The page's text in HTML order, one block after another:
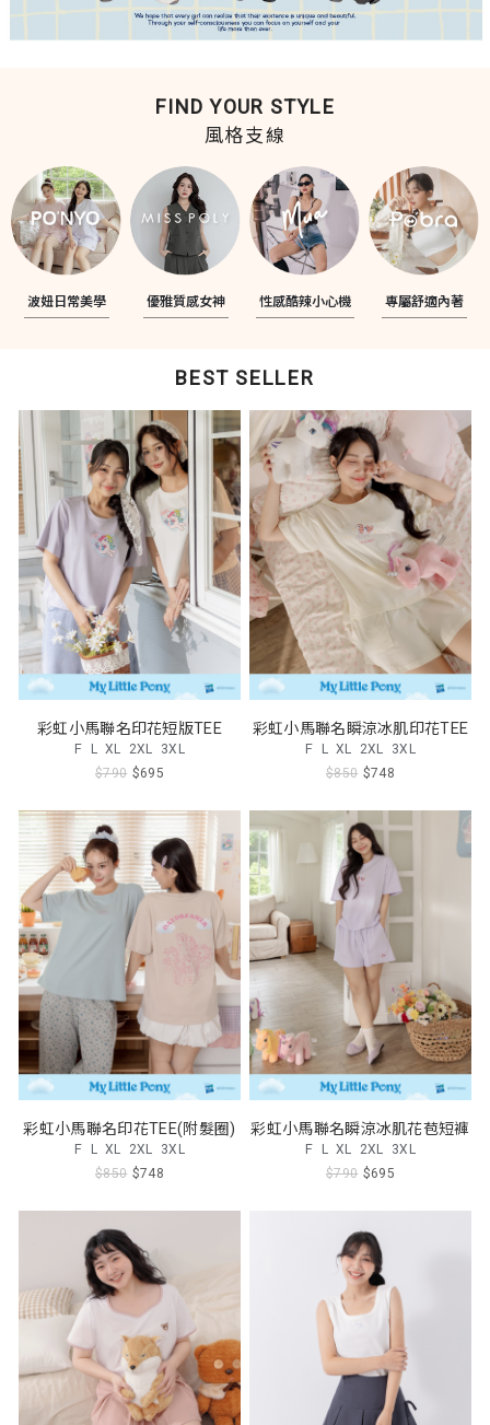
FIND YOUR STYLE
風格支線
波妞日常美學 優雅質感女神 性感酷辣小心機 專屬舒適內著
BEST SELLER
彩虹小馬聯名印花短版TEE
F L XL 2XL 3XL
$790 $695
彩虹小馬聯名瞬涼冰肌印花TEE
F L XL 2XL 3XL
$850 $748
彩虹小馬聯名印花TEE(附髮圈)
F L XL 2XL 3XL
$850 $748
彩虹小馬聯名瞬涼冰肌花苞短褲
F L XL 2XL 3XL
$790 $695